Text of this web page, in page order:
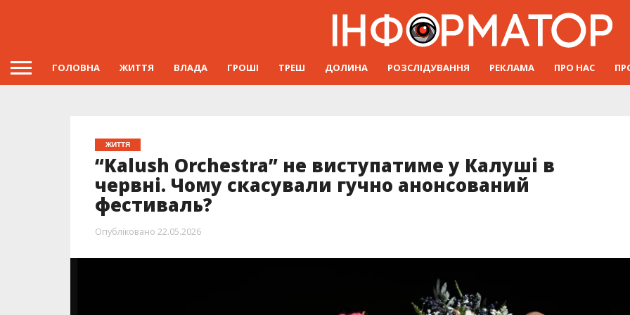
ГОЛОВНА ЖИТТЯ ВЛАДА ГРОШІ ТРЕШ ДОЛИНА РОЗСЛІДУВАННЯ РЕКЛАМА ПРО НАС
ЖИТТЯ
“Kalush Orchestra” не виступатиме у Калуші в
червні. Чому скасували гучно анонсований
фестиваль?
Опубліковано 22.05.2026